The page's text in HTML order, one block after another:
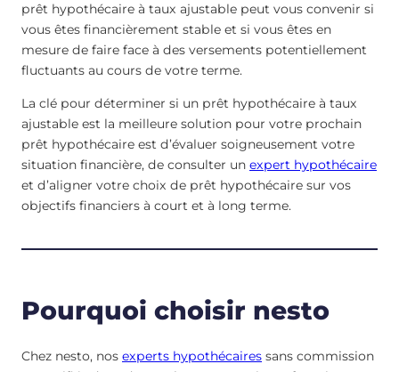
prêt hypothécaire à taux ajustable peut vous convenir si
vous êtes financièrement stable et si vous êtes en
mesure de faire face à des versements potentiellement
fluctuants au cours de votre terme.
La clé pour déterminer si un prêt hypothécaire à taux
ajustable est la meilleure solution pour votre prochain
prêt hypothécaire est d’évaluer soigneusement votre
situation financière, de consulter un expert hypothécaire
et d’aligner votre choix de prêt hypothécaire sur vos
objectifs financiers à court et à long terme.
Pourquoi choisir nesto
Chez nesto, nos experts hypothécaires sans commission